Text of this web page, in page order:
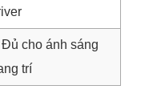
Đủ cho ánh sáng
trí